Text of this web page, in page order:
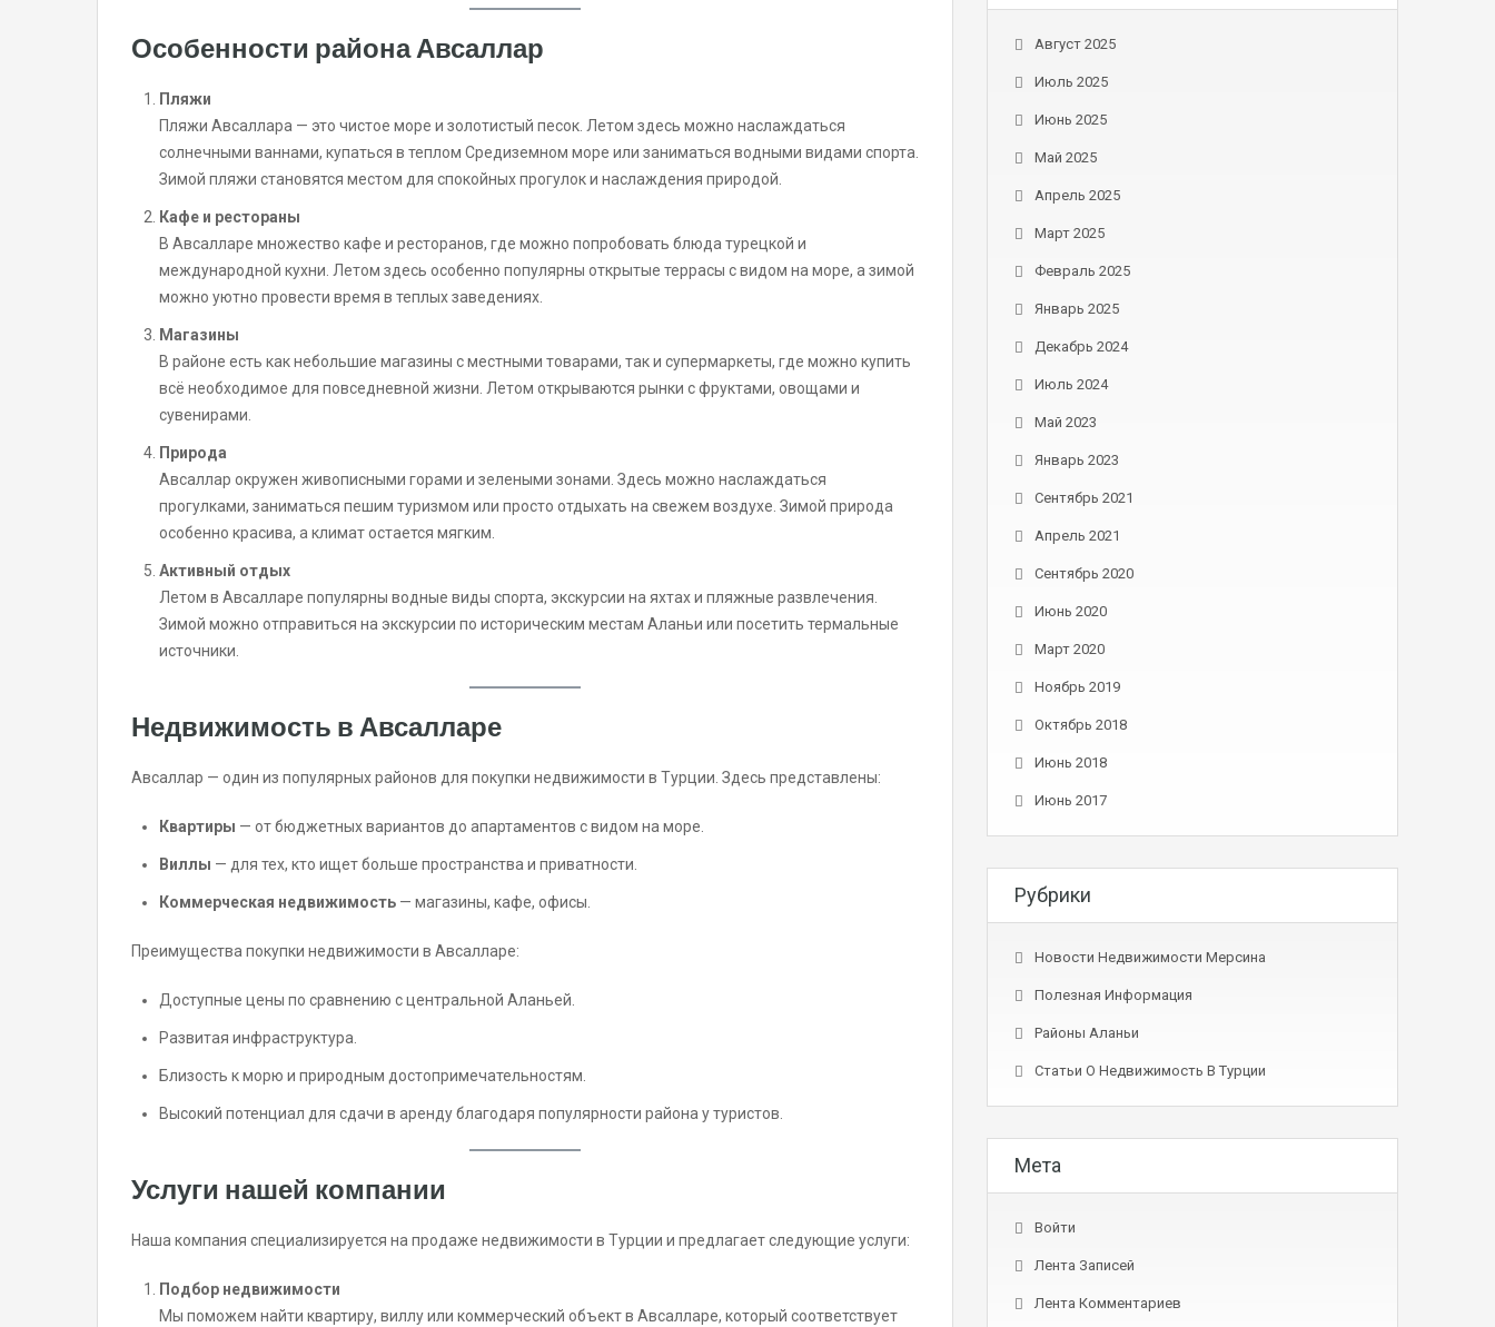
Особенности района Авсаллар
Пляжи
Пляжи Авсаллара — это чистое море и золотистый песок. Летом здесь можно наслаждаться
солнечными ваннами, купаться в теплом Средиземном море или заниматься водными видами спорта.
Зимой пляжи становятся местом для спокойных прогулок и наслаждения природой.
Кафе и рестораны
В Авсалларе множество кафе и ресторанов, где можно попробовать блюда турецкой и
международной кухни. Летом здесь особенно популярны открытые террасы с видом на море, а зимой
можно уютно провести время в теплых заведениях.
Магазины
В районе есть как небольшие магазины с местными товарами, так и супермаркеты, где можно купить
всё необходимое для повседневной жизни. Летом открываются рынки с фруктами, овощами и
сувенирами.
Природа
Авсаллар окружен живописными горами и зелеными зонами. Здесь можно наслаждаться
прогулками, заниматься пешим туризмом или просто отдыхать на свежем воздухе. Зимой природа
особенно красива, а климат остается мягким.
Активный отдых
Летом в Авсалларе популярны водные виды спорта, экскурсии на яхтах и пляжные развлечения.
Зимой можно отправиться на экскурсии по историческим местам Аланьи или посетить термальные
источники.
Недвижимость в Авсалларе
Авсаллар — один из популярных районов для покупки недвижимости в Турции. Здесь представлены:
Квартиры — от бюджетных вариантов до апартаментов с видом на море.
Виллы — для тех, кто ищет больше пространства и приватности.
Коммерческая недвижимость — магазины, кафе, офисы.
Преимущества покупки недвижимости в Авсалларе:
Доступные цены по сравнению с центральной Аланьей.
Развитая инфраструктура.
Близость к морю и природным достопримечательностям.
Высокий потенциал для сдачи в аренду благодаря популярности района у туристов.
Услуги нашей компании
Наша компания специализируется на продаже недвижимости в Турции и предлагает следующие услуги:
Подбор недвижимости
Мы поможем найти квартиру, виллу или коммерческий объект в Авсалларе, который соответствует
Август 2025
Июль 2025
Июнь 2025
Май 2025
Апрель 2025
Март 2025
Февраль 2025
Январь 2025
Декабрь 2024
Июль 2024
Май 2023
Январь 2023
Сентябрь 2021
Апрель 2021
Сентябрь 2020
Июнь 2020
Март 2020
Ноябрь 2019
Октябрь 2018
Июнь 2018
Июнь 2017
Рубрики
Новости Недвижимости Мерсина
Полезная Информация
Районы Аланьи
Статьи О Недвижимость В Турции
Мета
Войти
Лента Записей
Лента Комментариев